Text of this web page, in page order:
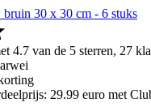
30 x 30 cm - 6 stuks
4.7 van de 5 sterren, 27
29.99 euro met